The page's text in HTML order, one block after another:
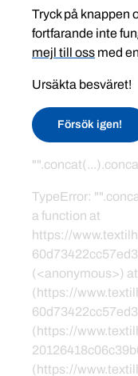
Tryck på knappen
fortfarande inte
mejl till oss med
Ursäkta besväret!
Försök igen!
TypeError:
a function at
https://
(<anonymous>)
(https://
(https://
(https://